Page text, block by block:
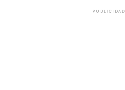
PUBLICIDAD